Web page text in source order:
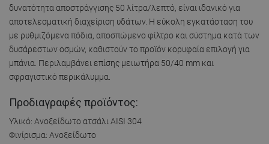
δυνατότητα αποστράγγισης 50 λίτρα/λεπτό, είναι ιδανικό για
αποτελεσματική διαχείριση υδάτων. Η εύκολη εγκατάσταση του
με ρυθμιζόμενα πόδια, αποσπώμενο φίλτρο και σύστημα κατά των
δυσάρεστων οσμών, καθιστούν το προϊόν κορυφαία επιλογή για
μπάνια. Περιλαμβάνει επίσης μειωτήρα 50/40 mm και
σφραγιστικό περικάλυμμα.
Προδιαγραφές προϊόντος:
Υλικό: Ανοξείδωτο ατσάλι AISI 304
Φινίρισμα: Ανοξείδωτο